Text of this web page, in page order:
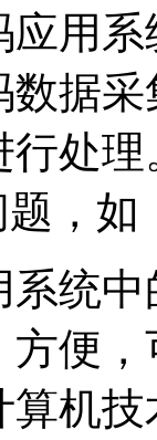
用
据
处
，
统
便
算机